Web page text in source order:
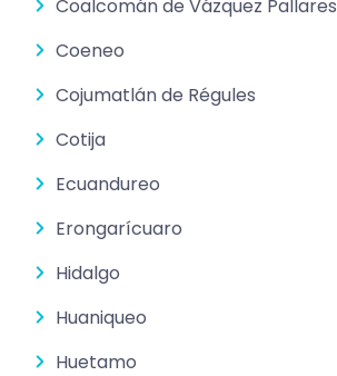
Coalcomán de Vázquez Pallares
Coeneo
Cojumatlán de Régules
Cotija
Ecuandureo
Erongarícuaro
Hidalgo
Huaniqueo
Huetamo